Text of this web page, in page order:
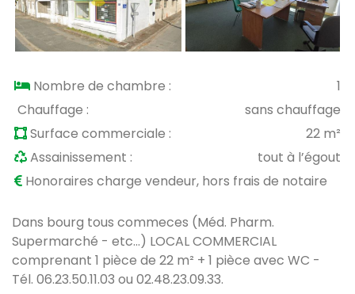
Nombre de chambre :
1
Chauffage :
sans chauffage
Surface commerciale :
22 m²
Assainissement :
tout à l’égout
Honoraires charge vendeur, hors frais de notaire
Dans bourg tous commeces (Méd. Pharm.
Supermarché - etc...) LOCAL COMMERCIAL
comprenant 1 pièce de 22 m² + 1 pièce avec WC -
Tél. 06.23.50.11.03 ou 02.48.23.09.33.